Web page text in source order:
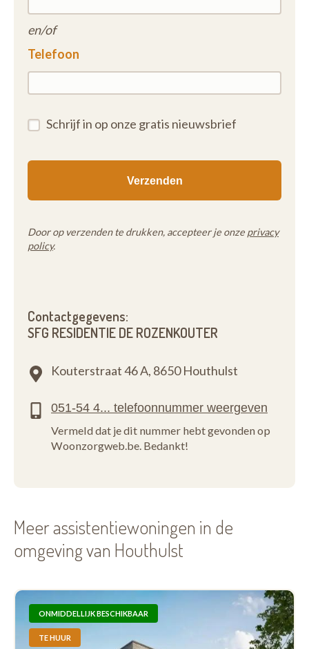
en/of
Telefoon
Schrijf in op onze gratis nieuwsbrief
Door op verzenden te drukken, accepteer je onze privacy
policy.
Contactgegevens:
SFG RESIDENTIE DE ROZENKOUTER
Kouterstraat 46 A, 8650 Houthulst
Vermeld dat je dit nummer hebt gevonden op
Woonzorgweb.be. Bedankt!
Meer assistentiewoningen in de
omgeving van Houthulst
ONMIDDELLIJK BESCHIKBAAR
TE HUUR